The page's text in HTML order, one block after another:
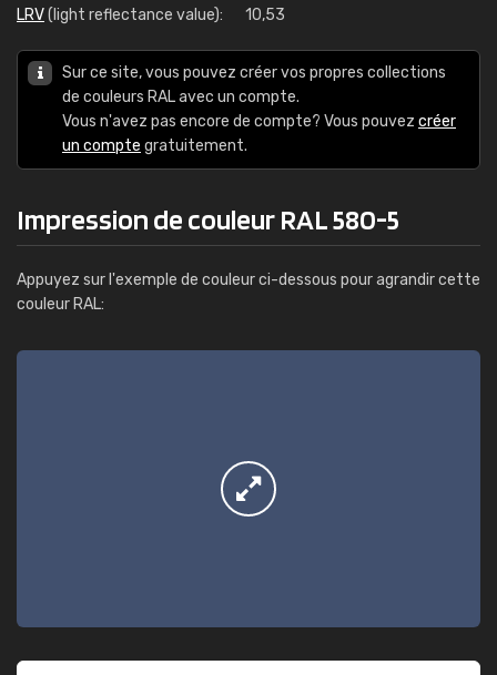
LRV(light reflectance value): 10,53
Sur ce site, vous pouvez créer vos propres collections
de couleurs RAL avec un compte.
Vous n'avez pas encore de compte? Vous pouvez créer
un compte gratuitement.
Impression de couleur RAL 580-5
Appuyez sur l'exemple de couleur ci-dessous pour agrandir cette
couleur RAL: